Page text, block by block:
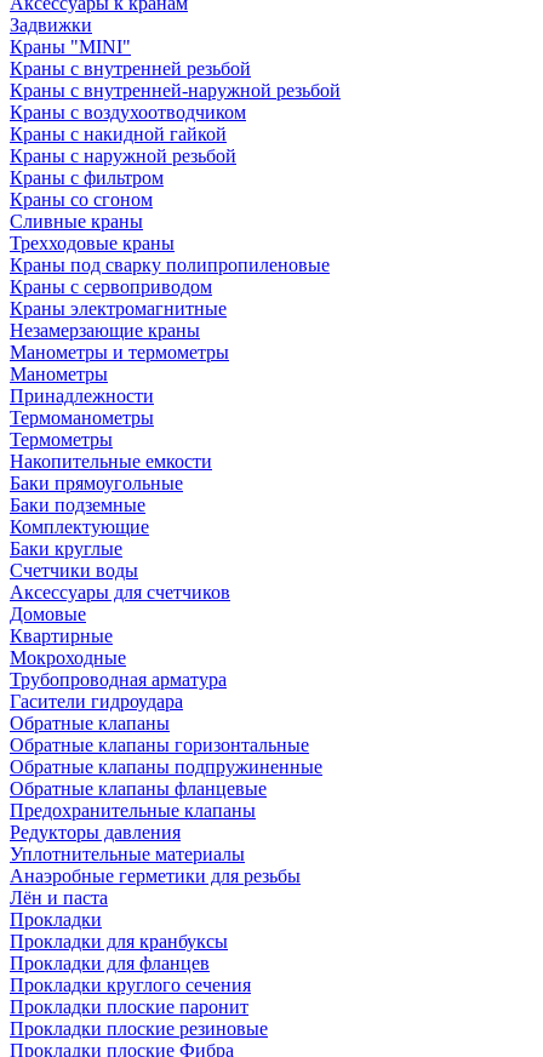
Задвижки
Краны "MINI"
Краны с внутренней резьбой
Краны с внутренней-наружной резьбой
Краны с воздухоотводчиком
Краны с накидной гайкой
Краны с наружной резьбой
Краны с фильтром
Краны со сгоном
Сливные краны
Трехходовые краны
Краны под сварку полипропиленовые
Краны с сервоприводом
Краны электромагнитные
Незамерзающие краны
Манометры и термометры
Манометры
Принадлежности
Термоманометры
Термометры
Накопительные емкости
Баки прямоугольные
Баки подземные
Комплектующие
Баки круглые
Счетчики воды
Аксессуары для счетчиков
Домовые
Квартирные
Мокроходные
Трубопроводная арматура
Гасители гидроудара
Обратные клапаны
Обратные клапаны горизонтальные
Обратные клапаны подпружиненные
Обратные клапаны фланцевые
Предохранительные клапаны
Редукторы давления
Уплотнительные материалы
Анаэробные герметики для резьбы
Лён и паста
Прокладки
Прокладки для кранбуксы
Прокладки для фланцев
Прокладки круглого сечения
Прокладки плоские паронит
Прокладки плоские резиновые
Прокладки плоские Фибра